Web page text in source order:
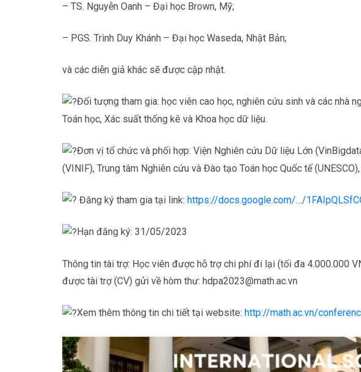
– TS. Nguyễn Oanh – Đại học Brown, Mỹ;
– PGS. Trình Duy Khánh – Đại học Waseda, Nhật Bản;
và các diễn giả khác sẽ được cập nhật.
Đối tượng tham gia: học viên cao học, nghiên cứu sinh và các nhà
Toán học, Xác suất thống kê và Khoa học dữ liệu.
Đơn vị tổ chức và phối hợp: Viện Nghiên cứu Dữ liệu Lớn
(VINIF), Trung tâm Nghiên cứu và Đào tạo Toán học Quốc tế
Đăng ký tham gia tại link: https://docs.google.com/…/
Hạn đăng ký: 31/05/2023
Thông tin tài trợ: Học viên được hỗ trợ chi phí đi lại (tối đa 4.000.000
được tài trợ (CV) gửi về hòm thư: hdpa2023@math.ac.vn
Xem thêm thông tin chi tiết tại website: http://math.ac.vn/